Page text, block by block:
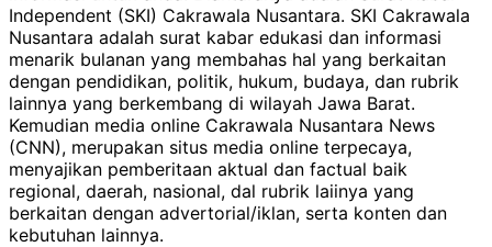
Independent (SKI) Cakrawala Nusantara. SKI Cakrawala
Nusantara adalah surat kabar edukasi dan informasi
menarik bulanan yang membahas hal yang berkaitan
dengan pendidikan, politik, hukum, budaya, dan rubrik
lainnya yang berkembang di wilayah Jawa Barat.
Kemudian media online Cakrawala Nusantara News
(CNN), merupakan situs media online terpecaya,
menyajikan pemberitaan aktual dan factual baik
regional, daerah, nasional, dal rubrik laiinya yang
berkaitan dengan advertorial/iklan, serta konten dan
kebutuhan lainnya.